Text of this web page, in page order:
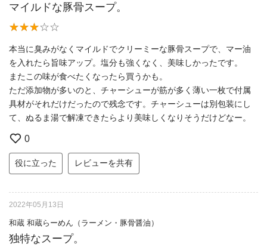
マイルドな豚骨スープ。
本当に臭みがなくマイルドでクリーミーな豚骨スープで、マー油
を入れたら旨味アップ。塩分も強くなく、美味しかったです。
またこの味が食べたくなったら買うかも。
ただ添加物が多いのと、チャーシューが筋が多く薄い一枚で付属
具材がそれだけだったので残念です。チャーシューは別包装にし
て、ぬるま湯で解凍できたらより美味しくなりそうだけどなー。
0
役に立った レビューを共有
2022年05月13日
和蔵 和蔵らーめん（ラーメン・豚骨醤油）
独特なスープ。